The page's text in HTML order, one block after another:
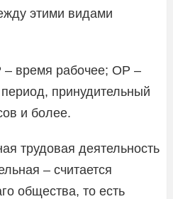
этими видами
– время рабочее; ОР –
принудительный
и более.
трудовая деятельность
– считается
общества, то есть